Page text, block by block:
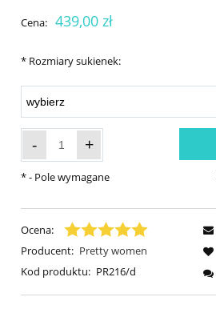
Cena: 439,00 zł
* Rozmiary sukienek:
- +
*- Pole wymagane
Ocena:
Producent: Pretty women
Kod produktu: PR216/d